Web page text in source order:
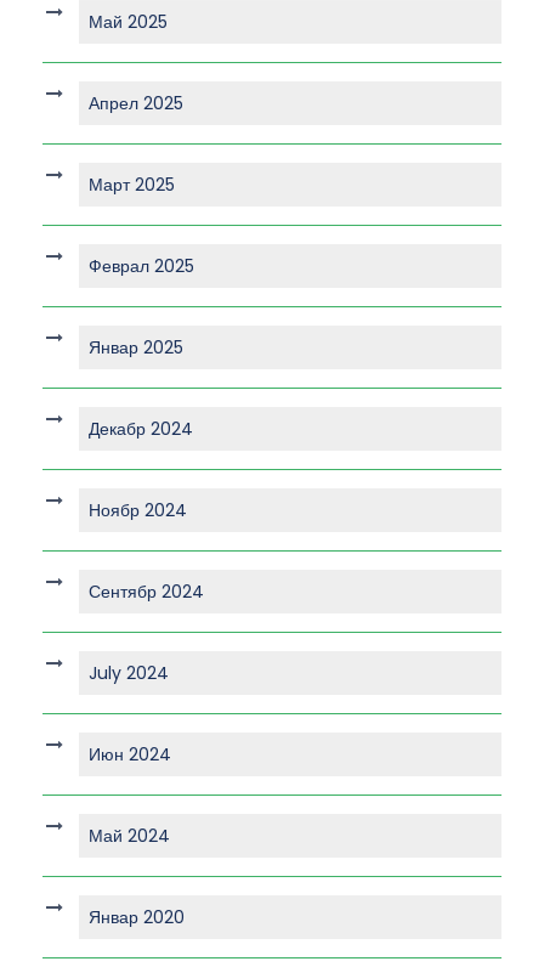
Май 2025
Апрел 2025
Март 2025
Феврал 2025
Январ 2025
Декабр 2024
Ноябр 2024
Сентябр 2024
July 2024
Июн 2024
Май 2024
Январ 2020